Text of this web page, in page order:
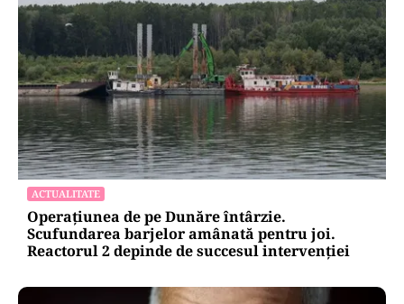
ACTUALITATE
Operațiunea de pe Dunăre întârzie.
Scufundarea barjelor amânată pentru joi.
Reactorul 2 depinde de succesul intervenției